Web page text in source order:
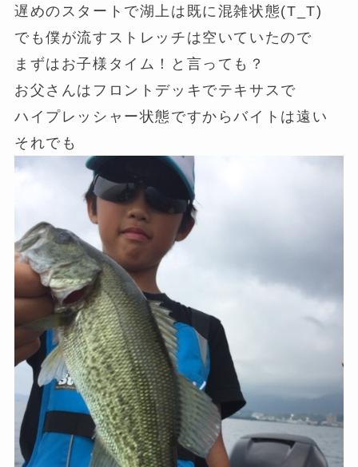
遅めのスタートで湖上は既に混雑状態(T_T)
でも僕が流すストレッチは空いていたので
まずはお子様タイム！と言っても？
お父さんはフロントデッキでテキサスで
ハイプレッシャー状態ですからバイトは遠い
それでも